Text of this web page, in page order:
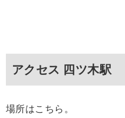
アクセス 四ツ木駅
場所はこちら。